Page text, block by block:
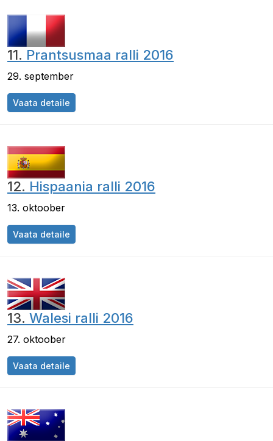
11. Prantsusmaa ralli 2016
29. september
Vaata detaile
12. Hispaania ralli 2016
13. oktoober
Vaata detaile
13. Walesi ralli 2016
27. oktoober
Vaata detaile